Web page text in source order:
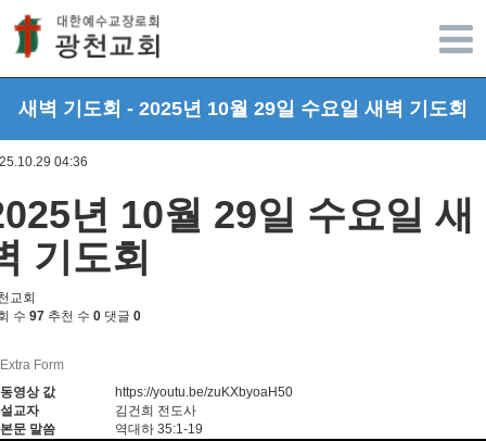
새벽 기도회 - 2025년 10월 29일 수요일 새벽 기도회
04:36
년 10월 29일 수요일 새
기도회
교회
수 97 추천 수 0 댓글 0
Extra Form
동영상 값
https://youtu.be/zuKXbyoaH50
설교자
김건희 전도사
본문 말씀
역대하 35:1-19